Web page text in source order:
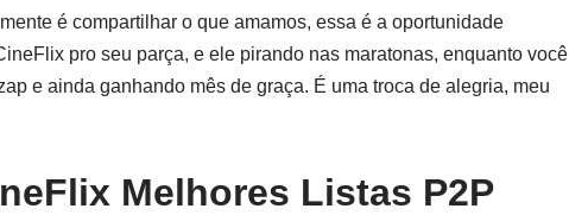
é compartilhar o que amamos, essa é a oportunidade
pro seu parça, e ele pirando nas maratonas, enquanto você
e ainda ganhando mês de graça. É uma troca de alegria, meu
Melhores Listas P2P